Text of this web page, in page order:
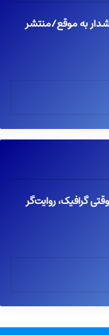
به موقع/منتشر
گرافیک، روایت‌گر